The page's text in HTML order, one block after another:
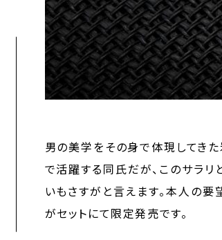
男の美学をその身で体現してき
で活躍する同氏だが、このサラ
いもさすがと言えます。本人の要
がセットにて限定発売です。